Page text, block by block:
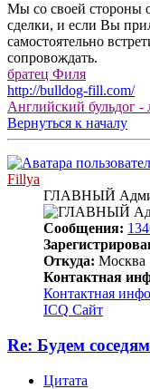
Мы со своей стороны
сделки, и если Вы
самостоятельно
сопровождать.
братец Филя
http://bulldog-fill.com/
Английский бульдог
Вернуться к началу
Fillya
ГЛАВНЫЙ
Сообщения:
Откуда: Москва
Контактная
Контактная
ICQ Сайт
Re: Будем
Цитата